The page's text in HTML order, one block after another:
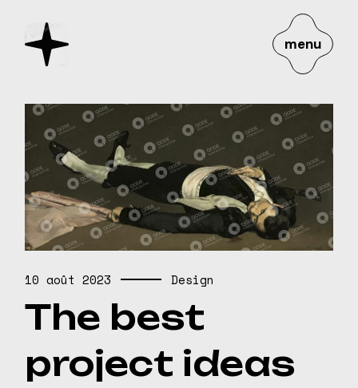
menu
10 août 2023 Design
The best
project ideas